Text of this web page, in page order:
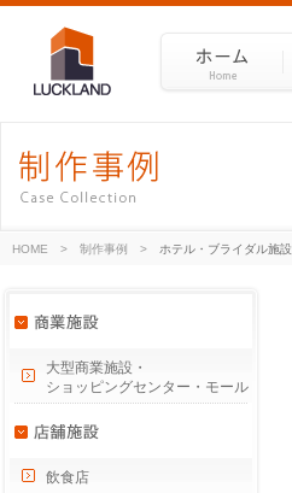
HOME > 制作事例 > ホテル・ブライダル施設
大型商業施設・
ショッピングセンター・モール
飲食店